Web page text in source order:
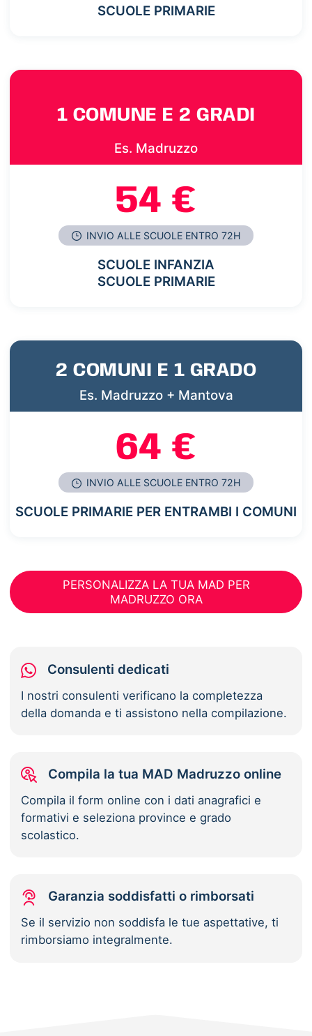
SCUOLE PRIMARIE
1 COMUNE E 2 GRADI
Es. Madruzzo
54 €
INVIO ALLE SCUOLE ENTRO 72H
SCUOLE INFANZIA
SCUOLE PRIMARIE
2 COMUNI E 1 GRADO
Es. Madruzzo + Mantova
64 €
INVIO ALLE SCUOLE ENTRO 72H
SCUOLE PRIMARIE PER ENTRAMBI I COMUNI
PERSONALIZZA LA TUA MAD PER
MADRUZZO ORA
Consulenti dedicati
I nostri consulenti verificano la completezza
della domanda e ti assistono nella compilazione.
Compila la tua MAD Madruzzo online
Compila il form online con i dati anagrafici e
formativi e seleziona province e grado
scolastico.
Garanzia soddisfatti o rimborsati
Se il servizio non soddisfa le tue aspettative, ti
rimborsiamo integralmente.